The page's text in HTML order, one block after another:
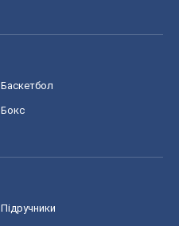
Баскетбол
Бокс
Підручники